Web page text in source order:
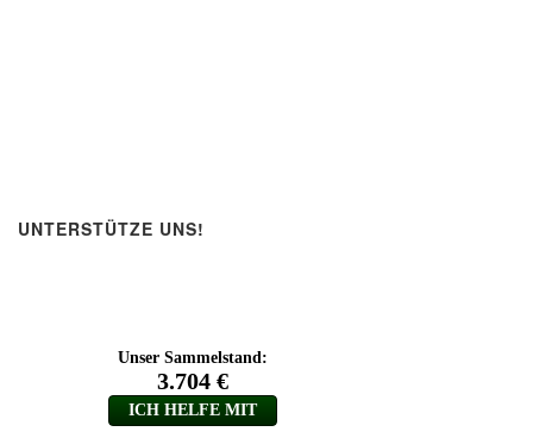
UNTERSTÜTZE UNS!